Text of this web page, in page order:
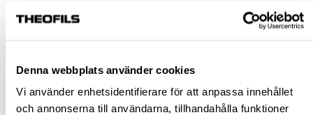
Denna webbplats använder cookies
Vi använder enhetsidentifierare för att anpassa innehållet
och annonserna till användarna, tillhandahålla funktioner
13
23
Rensa val